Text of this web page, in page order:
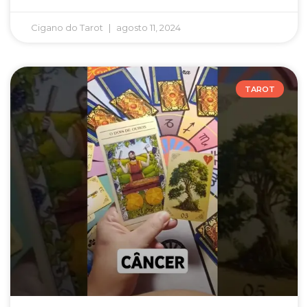
Cigano do Tarot agosto 11, 2024
TAROT